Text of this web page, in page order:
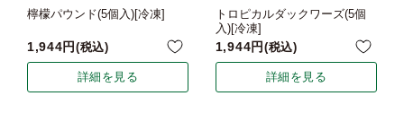
檸檬パウンド(5個入)[冷凍]
1,944 税込
詳細を見る
トロピカルダックワーズ(5個
入)[冷凍]
1,944 税込
詳細を見る